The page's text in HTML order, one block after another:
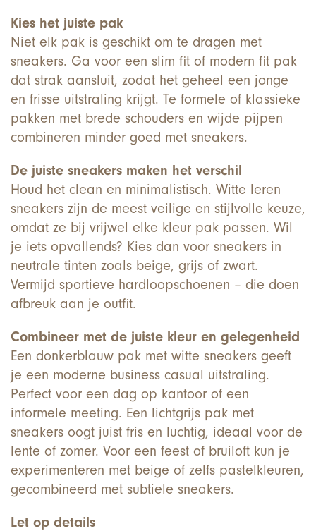
Kies het juiste pak
Niet elk pak is geschikt om te dragen met
sneakers. Ga voor een slim fit of modern fit pak
dat strak aansluit, zodat het geheel een jonge
en frisse uitstraling krijgt. Te formele of klassieke
pakken met brede schouders en wijde pijpen
combineren minder goed met sneakers.
De juiste sneakers maken het verschil
Houd het clean en minimalistisch. Witte leren
sneakers zijn de meest veilige en stijlvolle keuze,
omdat ze bij vrijwel elke kleur pak passen. Wil
je iets opvallends? Kies dan voor sneakers in
neutrale tinten zoals beige, grijs of zwart.
Vermijd sportieve hardloopschoenen – die doen
afbreuk aan je outfit.
Combineer met de juiste kleur en gelegenheid
Een donkerblauw pak met witte sneakers geeft
je een moderne business casual uitstraling.
Perfect voor een dag op kantoor of een
informele meeting. Een lichtgrijs pak met
sneakers oogt juist fris en luchtig, ideaal voor de
lente of zomer. Voor een feest of bruiloft kun je
experimenteren met beige of zelfs pastelkleuren,
gecombineerd met subtiele sneakers.
Let op details